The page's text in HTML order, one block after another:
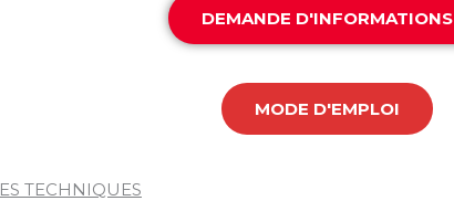
DEMANDE D'INFORMATIONS
MODE D'EMPLOI
TECHNIQUES